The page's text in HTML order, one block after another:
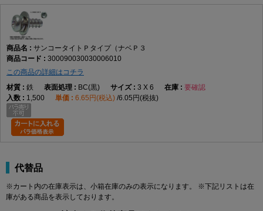
サンコータイトＰタイプ（ナベＰ３
300090030030006010
この商品の詳細はコチラ
鉄
BC(黒) 3 X 6
要確認
1,500
6.65円(税込) 6.05円(税抜)
代替品
※カート内の在庫表示は、小箱在庫のみの表示になります。 ※下記リストは在
庫がある商品を表示しております。